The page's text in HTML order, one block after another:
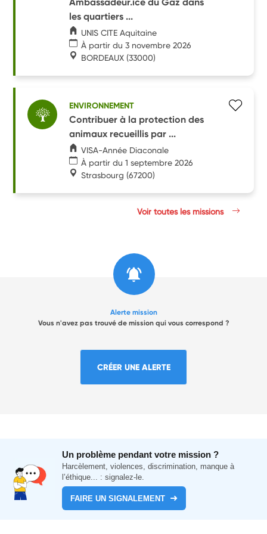
les quartiers ...
UNIS CITE Aquitaine
À partir du 3 novembre 2026
BORDEAUX (33000)
ENVIRONNEMENT
Contribuer à la protection des
animaux recueillis par ...
VISA-Année Diaconale
À partir du 1 septembre 2026
Strasbourg (67200)
Voir toutes les missions
Alerte mission
Vous n'avez pas trouvé de mission qui vous correspond ?
CRÉER UNE ALERTE
Un problème pendant votre mission ?
Harcèlement, violences, discrimination, manque à
l’éthique... : signalez-le.
FAIRE UN SIGNALEMENT